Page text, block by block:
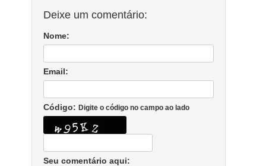
Deixe um comentário:
Nome:
Email:
Código: Digite o código no campo ao lado
Seu comentário aqui: